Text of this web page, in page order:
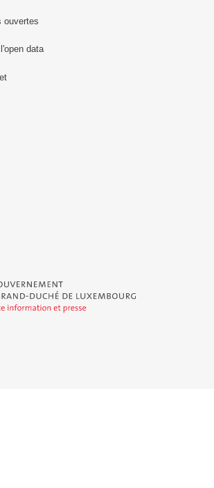
ouvertes
data
du Grand-Duché de Luxembourg - Service
de data.public.lu